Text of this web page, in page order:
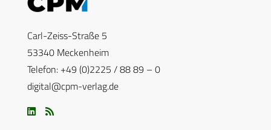
Carl-Zeiss-Straße 5
53340 Meckenheim
Telefon: +49 (0)2225 / 88 89 – 0
digital@cpm-verlag.de